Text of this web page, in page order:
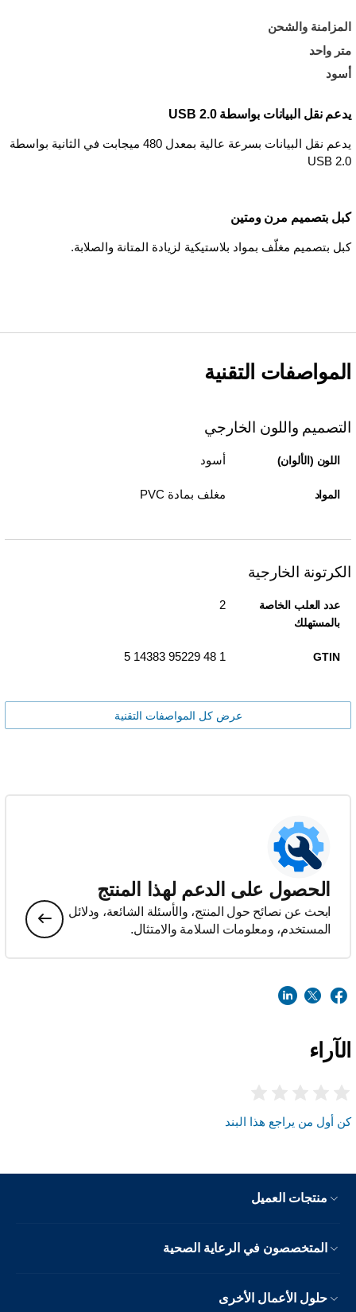
المزامنة والشحن
متر واحد
أسود
يدعم نقل البيانات بواسطة USB 2.0
يدعم نقل البيانات بسرعة عالية بمعدل 480 ميجابت في الثانية بواسطة
USB 2.0
كبل بتصميم مرن ومتين
كبل بتصميم مغلّف بمواد بلاستيكية لزيادة المتانة والصلابة.
المواصفات التقنية
التصميم واللون الخارجي
اللون (الألوان) أسود
المواد مغلف بمادة PVC
الكرتونة الخارجية
عدد العلب الخاصة
بالمستهلك
2
GTIN
1 48 95229 14383 5
عرض كل المواصفات التقنية
الحصول على الدعم لهذا المنتج
ابحث عن نصائح حول المنتج، والأسئلة الشائعة، ودلائل
المستخدم، ومعلومات السلامة والامتثال.
الآراء
كن أول من يراجع هذا البند
منتجات العميل
المتخصصون في الرعاية الصحية
حلول الأعمال الأخرى